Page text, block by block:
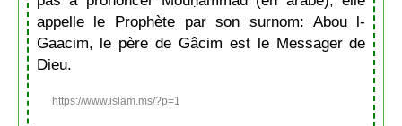
appelle le Prophète par son surnom: Abou l-
Gaacim, le père de Gâcim est le Messager de
Dieu.
https://www.islam.ms/?p=1